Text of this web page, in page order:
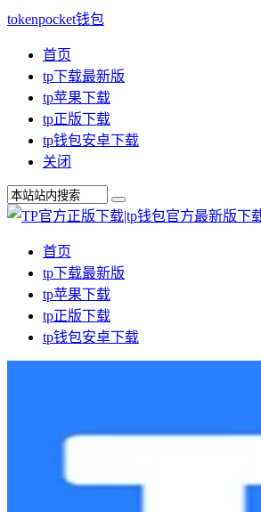
tokenpocket钱包
首页
tp下载最新版
tp苹果下载
tp正版下载
tp钱包安卓下载
关闭
首页
tp下载最新版
tp苹果下载
tp正版下载
tp钱包安卓下载